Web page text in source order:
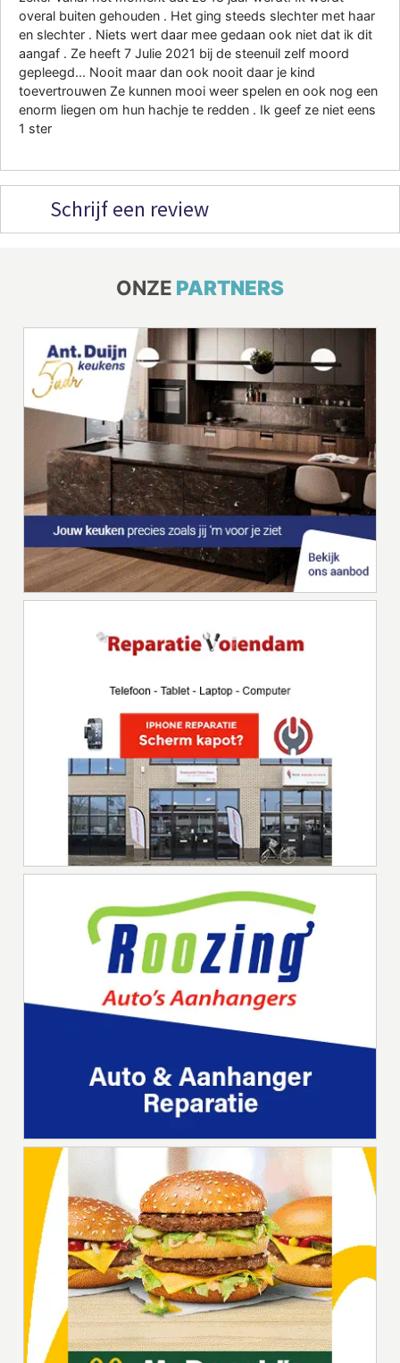
overal buiten gehouden . Het ging steeds slechter met haar
en slechter . Niets wert daar mee gedaan ook niet dat ik dit
aangaf . Ze heeft 7 Julie 2021 bij de steenuil zelf moord
gepleegd... Nooit maar dan ook nooit daar je kind
toevertrouwen Ze kunnen mooi weer spelen en ook nog een
enorm liegen om hun hachje te redden . Ik geef ze niet eens
1 ster
Schrijf een review
ONZE PARTNERS